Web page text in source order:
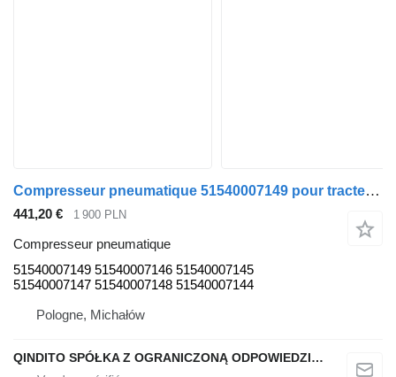
Compresseur pneumatique 51540007149 pour tracteur routier MAN TGA TGX TGS
441,20 € 1 900 PLN
Compresseur pneumatique
51540007149 51540007146 51540007145
51540007147 51540007148 51540007144
Pologne, Michałów
QINDITO SPÓŁKA Z OGRANICZONĄ ODPOWIEDZIALNOŚCIĄ